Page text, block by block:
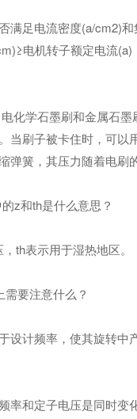
足电流密度(a/cm2)和
电机转子额定电流
学石墨刷和金属石墨
当刷子被卡住时，可
弹簧，其压力随着电刷
z和th是什么意思？
表示用于湿热地区。
要注意什么？
计频率，使其旋转中
和定子电压是同时变